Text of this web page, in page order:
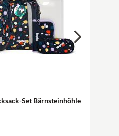
Set Bärnsteinhöhle